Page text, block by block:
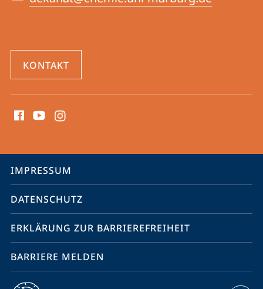
KONTAKT
Media
Service-
Navigation
IMPRESSUM
DATENSCHUTZ
ERKLÄRUNG ZUR BARRIEREFREIHEIT
BARRIERE MELDEN